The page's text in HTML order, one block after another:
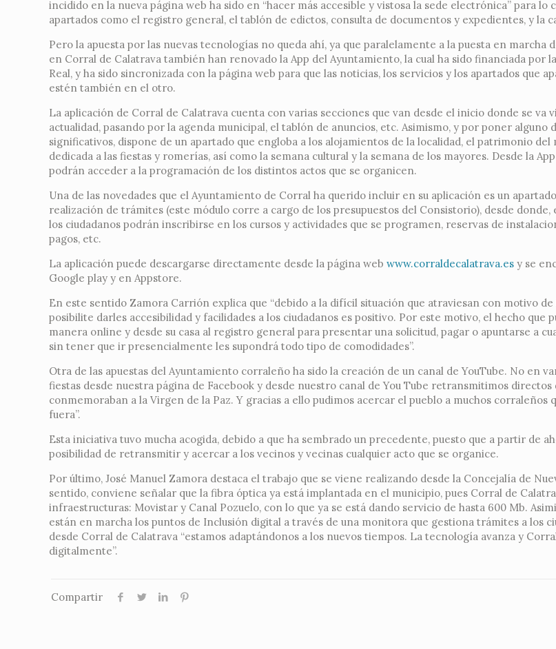
incidido en la nueva página web ha sido en “hacer más accesible y vistosa la sede electrónica” para lo
apartados como el registro general, el tablón de edictos, consulta de documentos y expedientes, y la
Pero la apuesta por las nuevas tecnologías no queda ahí, ya que paralelamente a la puesta en marcha
en Corral de Calatrava también han renovado la App del Ayuntamiento, la cual ha sido financiada por
Real, y ha sido sincronizada con la página web para que las noticias, los servicios y los apartados que
estén también en el otro.
La aplicación de Corral de Calatrava cuenta con varias secciones que van desde el inicio donde se va
actualidad, pasando por la agenda municipal, el tablón de anuncios, etc. Asimismo, y por poner alguno
significativos, dispone de un apartado que engloba a los alojamientos de la localidad, el patrimonio del
dedicada a las fiestas y romerías, así como la semana cultural y la semana de los mayores. Desde la
podrán acceder a la programación de los distintos actos que se organicen.
Una de las novedades que el Ayuntamiento de Corral ha querido incluir en su aplicación es un
realización de trámites (este módulo corre a cargo de los presupuestos del Consistorio), desde
los ciudadanos podrán inscribirse en los cursos y actividades que se programen, reservas de
pagos, etc.
La aplicación puede descargarse directamente desde la página webwww.corraldecalatrava.es y se
Google play y en Appstore.
En este sentido Zamora Carrión explica que “debido a la difícil situación que atraviesan con motivo de
posibilite darles accesibilidad y facilidades a los ciudadanos es positivo. Por este motivo, el hecho que
manera online y desde su casa al registro general para presentar una solicitud, pagar o apuntarse a
sin tener que ir presencialmente les supondrá todo tipo de comodidades”.
Otra de las apuestas del Ayuntamiento corraleño ha sido la creación de un canal de YouTube. No en
fiestas desde nuestra página de Facebook y desde nuestro canal de You Tube retransmitimos directos
conmemoraban a la Virgen de la Paz. Y gracias a ello pudimos acercar el pueblo a muchos corraleños
fuera”.
Esta iniciativa tuvo mucha acogida, debido a que ha sembrado un precedente, puesto que a partir de
posibilidad de retransmitir y acercar a los vecinos y vecinas cualquier acto que se organice.
Por último, José Manuel Zamora destaca el trabajo que se viene realizando desde la Concejalía de
sentido, conviene señalar que la fibra óptica ya está implantada en el municipio, pues Corral de
infraestructuras: Movistar y Canal Pozuelo, con lo que ya se está dando servicio de hasta 600 Mb.
están en marcha los puntos de Inclusión digital a través de una monitora que gestiona trámites a los
desde Corral de Calatrava “estamos adaptándonos a los nuevos tiempos. La tecnología avanza y
digitalmente”.
Compartir